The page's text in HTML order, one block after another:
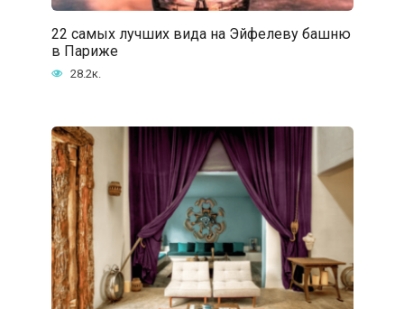
22 самых лучших вида на Эйфелеву башню
в Париже
28.2к.